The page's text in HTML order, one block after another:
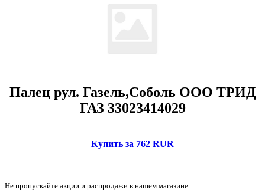
Палец рул. Газель,Соболь ООО ТРИД
ГАЗ 33023414029
Купить за 762 RUR
Не пропускайте акции и распродажи в нашем магазине.